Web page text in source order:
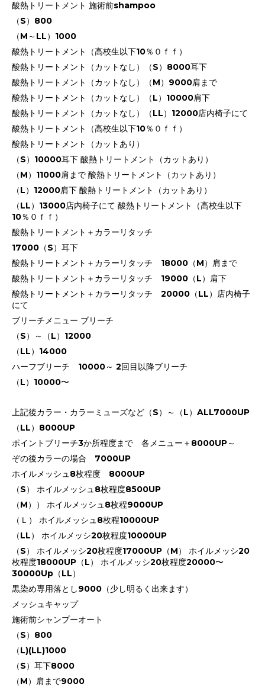
酸熱トリートメント 施術前shampoo
（S）800
（M～LL）1000
酸熱トリートメント（高校生以下10％０ｆｆ）
酸熱トリートメント（カットなし）（S）8000耳下
酸熱トリートメント（カットなし）（M）9000肩まで
酸熱トリートメント（カットなし）（L）10000肩下
酸熱トリートメント（カットなし）（LL）12000店内椅子にて
酸熱トリートメント（高校生以下10％０ｆｆ）
酸熱トリートメント（カットあり）
（S）10000耳下 酸熱トリートメント（カットあり）
（M）11000肩まで 酸熱トリートメント（カットあり）
（L）12000肩下 酸熱トリートメント（カットあり）
（LL）13000店内椅子にて 酸熱トリートメント（高校生以下
10％０ｆｆ）
酸熱トリートメント＋カラーリタッチ
17000（S）耳下
酸熱トリートメント＋カラーリタッチ 18000（M）肩まで
酸熱トリートメント＋カラーリタッチ 19000（L）肩下
酸熱トリートメント＋カラーリタッチ 20000（LL）店内椅子
にて
ブリーチメニュー ブリーチ
（S）～（L）12000
（LL）14000
ハーフブリーチ 10000～ 2回目以降ブリーチ
（L）10000〜
上記後カラー・カラーミューズなど（S）～（L）ALL7000UP
（LL）8000UP
ポイントブリーチ3か所程度まで 各メニュー＋8000UP～
ぞの後カラーの場合 7000UP
ホイルメッシュ8枚程度 8000UP
（S） ホイルメッシュ8枚程度8500UP
（M）） ホイルメッシュ8枚程9000UP
（Ｌ） ホイルメッシュ8枚程10000UP
（LL） ホイルメッシ20枚程度10000UP
（S） ホイルメッシ20枚程度17000UP（M） ホイルメッシ20
枚程度18000UP（L） ホイルメッシ20枚程度20000〜
30000Up（LL）
黒染め専用落とし9000（少し明るく出来ます）
メッシュキャップ
施術前シャンプーオート
（S）800
（L)(LL)1000
（S）耳下8000
（M）肩まで9000